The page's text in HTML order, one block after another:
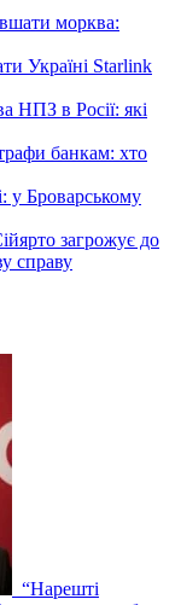
морква:
Україні Starlink
НПЗ в Росії: які
банкам: хто
у Броварському
загрожує до
справу
“Нарешті